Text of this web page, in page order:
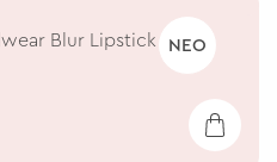
ΝΕΟ
Blur Lipstick 003